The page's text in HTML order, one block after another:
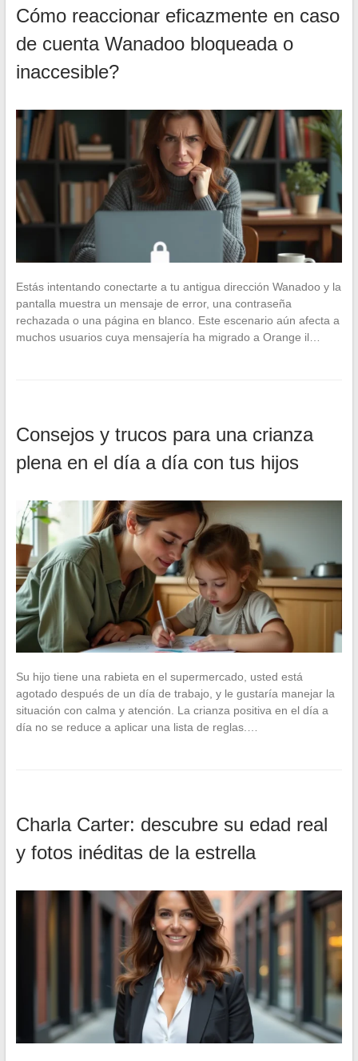
Cómo reaccionar eficazmente en caso
de cuenta Wanadoo bloqueada o
inaccesible?
Estás intentando conectarte a tu antigua dirección Wanadoo y la
pantalla muestra un mensaje de error, una contraseña
rechazada o una página en blanco. Este escenario aún afecta a
muchos usuarios cuya mensajería ha migrado a Orange il…
Consejos y trucos para una crianza
plena en el día a día con tus hijos
Su hijo tiene una rabieta en el supermercado, usted está
agotado después de un día de trabajo, y le gustaría manejar la
situación con calma y atención. La crianza positiva en el día a
día no se reduce a aplicar una lista de reglas.…
Charla Carter: descubre su edad real
y fotos inéditas de la estrella